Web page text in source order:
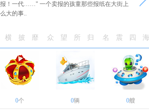
！一代……" 一个卖报的孩童那些报纸在大街上
大的事..
横披靡 众望所归 名震四
0个 0辆 0艘